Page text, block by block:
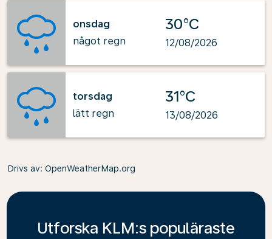
onsdag
något regn
30°C
12/08/2026
torsdag
lätt regn
31°C
13/08/2026
Drivs av: OpenWeatherMap.org
Utforska KLM:s populäraste